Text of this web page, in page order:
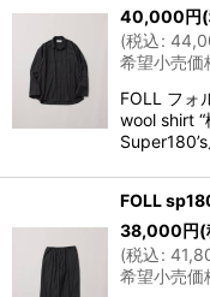
40,000円
(税込:
希望小売価
FOLL フォ
wool shirt “
FOLL
38,000円(
(税込:
希望小売価